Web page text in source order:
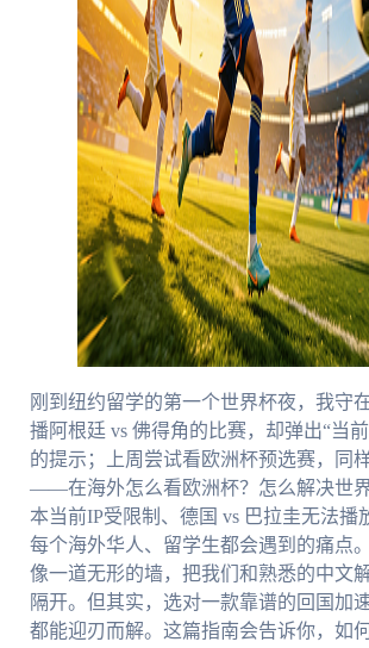
刚到纽约留学的第一个世界杯夜，我守
播阿根廷 vs 佛得角的比赛，却弹出“当
的提示；上周尝试看欧洲杯预选赛，同
——在海外怎么看欧洲杯？怎么解决世界
本当前IP受限制、德国 vs 巴拉圭无法播
每个海外华人、留学生都会遇到的痛点
像一道无形的墙，把我们和熟悉的中文
隔开。但其实，选对一款靠谱的回国加
都能迎刃而解。这篇指南会告诉你，如